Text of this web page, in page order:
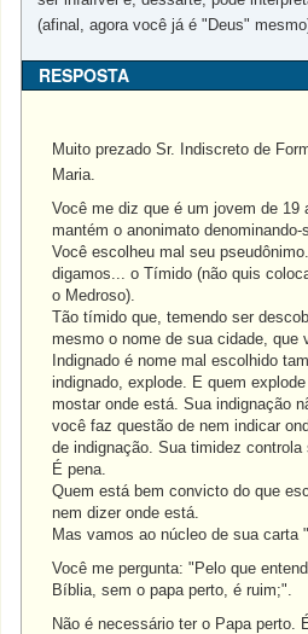
(afinal, agora você já é "Deus"
RESPOSTA
Muito prezado Sr. Indiscreto de
Maria.
Você me diz que é um jovem de 19
mantém o anonimato
Você escolheu mal seu
digamos... o Tímido (não quis
o Medroso).
Tão tímido que, temendo ser
mesmo o nome de sua cidade, que
Indignado é nome mal escolhido
indignado, explode. E quem
mostar onde está. Sua indignação
você faz questão de nem indicar
de indignação. Sua timidez controla
É pena.
Quem está bem convicto do que
nem dizer onde está.
Mas vamos ao núcleo de sua carta
Você me pergunta: "Pelo que
Bíblia, sem o papa perto, é ruim;".
Não é necessário ter o Papa perto.